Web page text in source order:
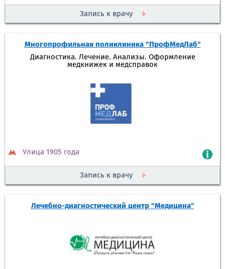
Запись к врачу
Многопрофильная поликлиника "ПрофМедЛаб"
Диагностика. Лечение. Анализы. Оформление
медкнижек и медсправок
Улица 1905 года
Запись к врачу
Лечебно-диагностический центр "Медицина"